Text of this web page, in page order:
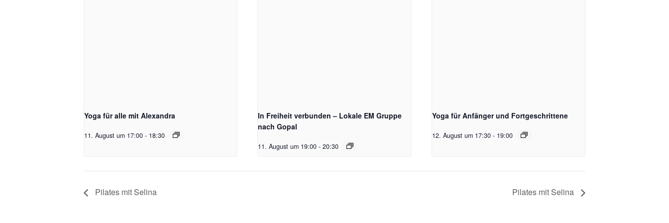
Yoga für alle mit Alexandra
11. August um 17:00 - 18:30
In Freiheit verbunden – Lokale EM Gruppe
nach Gopal
11. August um 19:00 - 20:30
Yoga für Anfänger und Fortgeschrittene
12. August um 17:30 - 19:00
Pilates mit Selina Pilates mit Selina